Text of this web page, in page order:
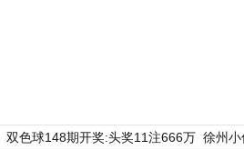
双色球148期开奖:头奖11注666万 徐州